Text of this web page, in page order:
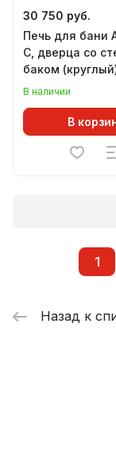
30 750 руб.
Печь для бани
С, дверца со
баком
м.куб)
В наличии
В
1
Назад к